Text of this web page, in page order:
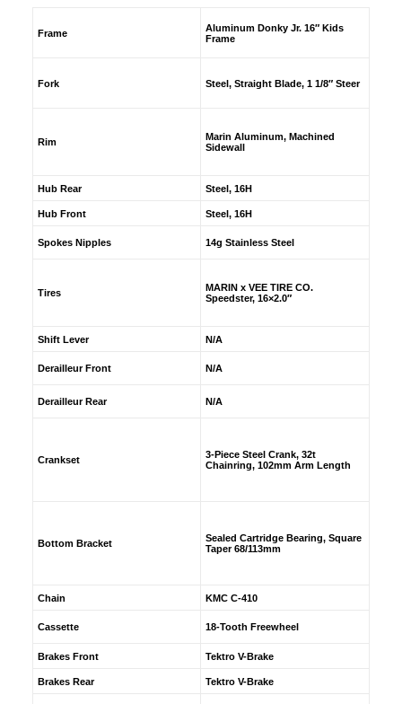
Frame
Aluminum Donky Jr. 16″ Kids
Frame
Fork Steel, Straight Blade, 1 1/8″ Steer
Rim
Marin Aluminum, Machined
Sidewall
Hub Rear Steel, 16H
Hub Front Steel, 16H
Spokes Nipples 14g Stainless Steel
Tires
MARIN x VEE TIRE CO.
Speedster, 16×2.0″
Shift Lever N/A
Derailleur Front N/A
Derailleur Rear N/A
Crankset
3-Piece Steel Crank, 32t
Chainring, 102mm Arm Length
Bottom Bracket
Sealed Cartridge Bearing, Square
Taper 68/113mm
Chain KMC C-410
Cassette 18-Tooth Freewheel
Brakes Front Tektro V-Brake
Brakes Rear Tektro V-Brake